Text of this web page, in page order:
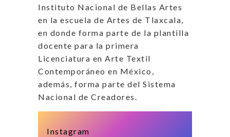
Instituto Nacional de Bellas Artes
en la escuela de Artes de Tlaxcala,
en donde forma parte de la plantilla
docente para la primera
Licenciatura en Arte Textil
Contemporáneo en México,
además, forma parte del Sistema
Nacional de Creadores.
Instagram